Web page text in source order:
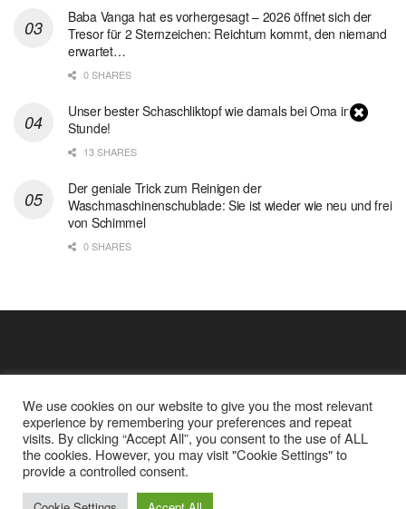
Baba Vanga hat es vorhergesagt – 2026 öffnet sich der
Tresor für 2 Sternzeichen: Reichtum kommt, den niemand
erwartet…
0 SHARES
Unser bester Schaschliktopf wie damals bei Oma in 1
Stunde!
13 SHARES
Der geniale Trick zum Reinigen der
Waschmaschinenschublade: Sie ist wieder wie neu und frei
von Schimmel
0 SHARES
Cookie Policy
Datenschutz
Google Analytics und Cookie Dateien
We use cookies on our website to give you the most relevant
experience by remembering your preferences and repeat
visits. By clicking “Accept All”, you consent to the use of ALL
the cookies. However, you may visit "Cookie Settings" to
provide a controlled consent.